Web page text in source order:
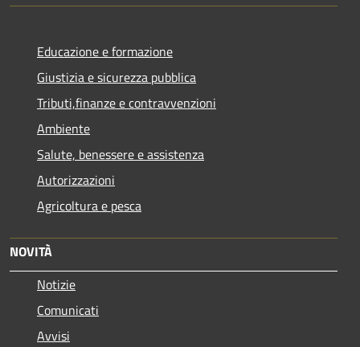
Educazione e formazione
Giustizia e sicurezza pubblica
Tributi,finanze e contravvenzioni
Ambiente
Salute, benessere e assistenza
Autorizzazioni
Agricoltura e pesca
NOVITÀ
Notizie
Comunicati
Avvisi